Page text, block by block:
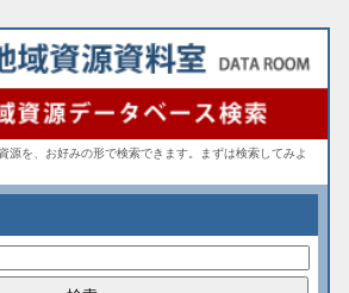
源を、お好みの形で検索できます。まずは検索してみよ